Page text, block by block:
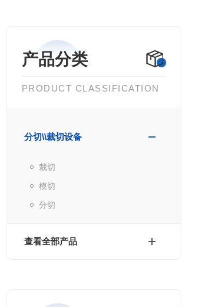
产品分类
PRODUCT CLASSIFICATION
分切\\裁切设备
裁切
模切
分切
查看全部产品